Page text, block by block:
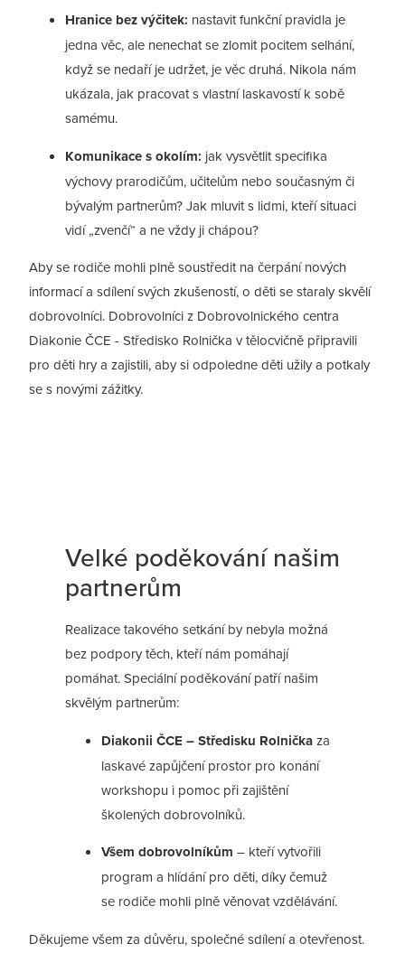
Hranice bez výčitek: nastavit funkční pravidla je
jedna věc, ale nenechat se zlomit pocitem selhání,
když se nedaří je udržet, je věc druhá. Nikola nám
ukázala, jak pracovat s vlastní laskavostí k sobě
samému.
Komunikace s okolím: jak vysvětlit specifika
výchovy prarodičům, učitelům nebo současným či
bývalým partnerům? Jak mluvit s lidmi, kteří situaci
vidí „zvenčí“ a ne vždy ji chápou?
Aby se rodiče mohli plně soustředit na čerpání nových
informací a sdílení svých zkušeností, o děti se staraly skvělí
dobrovolníci. Dobrovolníci z Dobrovolnického centra
Diakonie ČCE - Středisko Rolnička v tělocvičně připravili
pro děti hry a zajistili, aby si odpoledne děti užily a potkaly
se s novými zážitky.
Velké poděkování našim
partnerům
Realizace takového setkání by nebyla možná
bez podpory těch, kteří nám pomáhají
pomáhat. Speciální poděkování patří našim
skvělým partnerům:
Diakonii ČCE – Středisku Rolničkaza
laskavé zapůjčení prostor pro konání
workshopu i pomoc při zajištění
školených dobrovolníků.
Všem dobrovolníkům – kteří vytvořili
program a hlídání pro děti, díky čemuž
se rodiče mohli plně věnovat vzdělávání.
Děkujeme všem za důvěru, společné sdílení a otevřenost.